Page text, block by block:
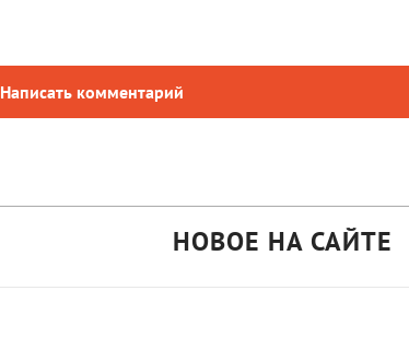
Написать комментарий
НОВОЕ НА САЙТЕ